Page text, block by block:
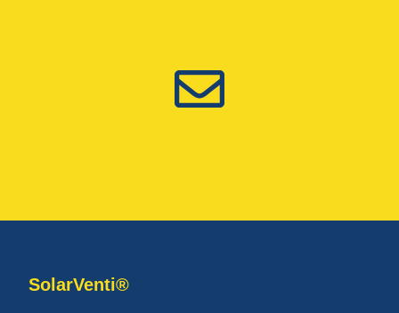
SolarVenti®